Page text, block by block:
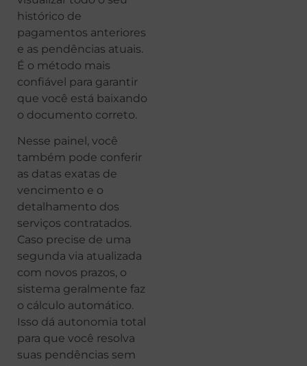
histórico de
pagamentos anteriores
e as pendências atuais.
É o método mais
confiável para garantir
que você está baixando
o documento correto.
Nesse painel, você
também pode conferir
as datas exatas de
vencimento e o
detalhamento dos
serviços contratados.
Caso precise de uma
segunda via atualizada
com novos prazos, o
sistema geralmente faz
o cálculo automático.
Isso dá autonomia total
para que você resolva
suas pendências sem